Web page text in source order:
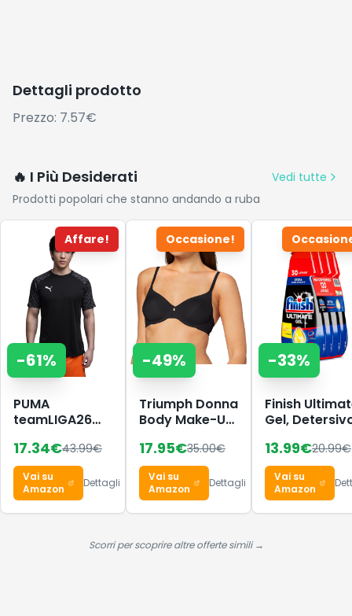
Dettagli prodotto
Prezzo: 7.57€
🔥 I Più Desiderati
Vedi tutte
Prodotti popolari che stanno andando a ruba
Affare!
-61%
PUMA
teamLIGA26
17.34€43.99€
Vai su
Amazon
Dettagli
Occasione!
-49%
Triumph Donna
Body Make-Up
Wired bra,
BLACK, 4B
17.95€35.00€
Vai su
Amazon
Dettagli
-33%
Finish
Gel,
120 Lavaggi,
confezioni da
30 Lavaggi,
Limone, Extra
13.99€20.99€
Vai su
Amazon
Scorri per scoprire altre offerte simili →